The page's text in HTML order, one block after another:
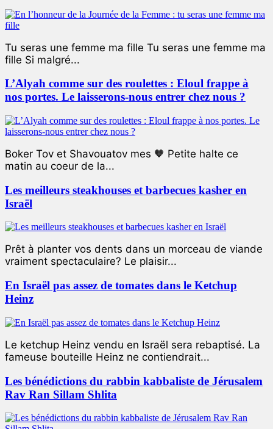
Tu seras une femme ma fille Tu seras une femme ma
fille Si malgré...
L’Alyah comme sur des roulettes : Eloul frappe à
nos portes. Le laisserons-nous entrer chez nous ?
Boker Tov et Shavouatov mes 🧡 Petite halte ce
matin au coeur de la...
Les meilleurs steakhouses et barbecues kasher en
Israël
Prêt à planter vos dents dans un morceau de viande
vraiment spectaculaire? Le plaisir...
En Israël pas assez de tomates dans le Ketchup
Heinz
Le ketchup Heinz vendu en Israël sera rebaptisé. La
fameuse bouteille Heinz ne contiendrait...
Les bénédictions du rabbin kabbaliste de Jérusalem
Rav Ran Sillam Shlita